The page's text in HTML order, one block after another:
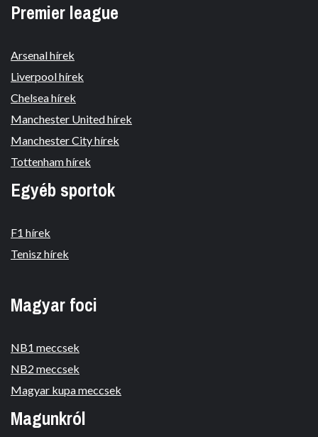
Premier league
Arsenal hírek
Liverpool hírek
Chelsea hírek
Manchester United hírek
Manchester City hírek
Tottenham hírek
Egyéb sportok
F1 hírek
Tenisz hírek
Magyar foci
NB1 meccsek
NB2 meccsek
Magyar kupa meccsek
Magunkról